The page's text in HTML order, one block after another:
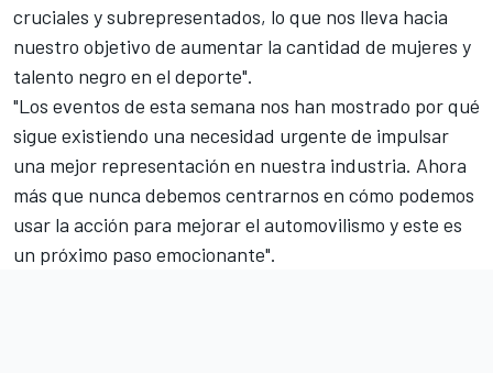
cruciales y subrepresentados, lo que nos lleva hacia
nuestro objetivo de aumentar la cantidad de mujeres y
talento negro en el deporte".
"Los eventos de esta semana nos han mostrado por qué
sigue existiendo una necesidad urgente de impulsar
una mejor representación en nuestra industria. Ahora
más que nunca debemos centrarnos en cómo podemos
usar la acción para mejorar el automovilismo y este es
un próximo paso emocionante".